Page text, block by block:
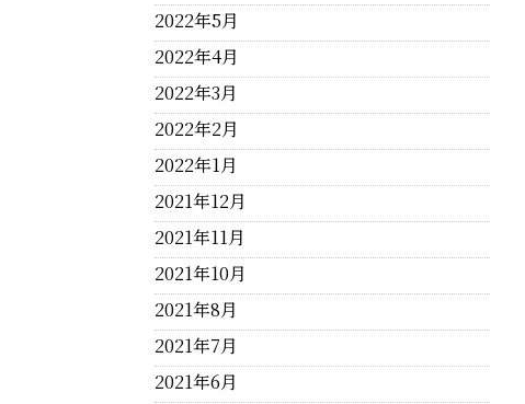
2022年5月
2022年4月
2022年3月
2022年2月
2022年1月
2021年12月
2021年11月
2021年10月
2021年8月
2021年7月
2021年6月